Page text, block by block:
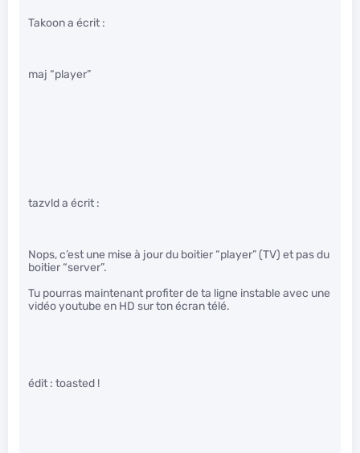
Takoon a écrit :
maj “player”
tazvld a écrit :
Nops, c’est une mise à jour du boitier “player” (TV) et pas du
boitier “server”.
Tu pourras maintenant profiter de ta ligne instable avec une
vidéo youtube en HD sur ton écran télé.
édit : toasted !